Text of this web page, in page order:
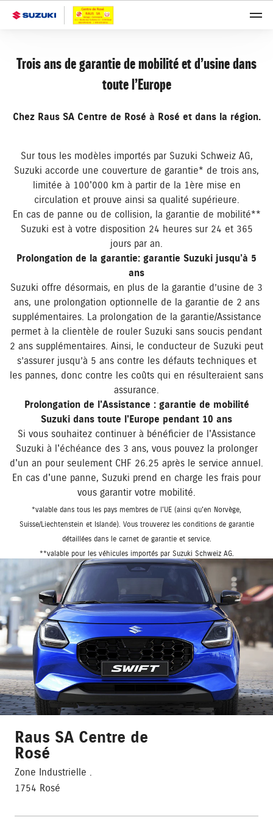
Trois ans de garantie de mobilité et d’usine dans
toute l’Europe
Chez Raus SA Centre de Rosé à Rosé et dans la région.
Sur tous les modèles importés par Suzuki Schweiz AG,
Suzuki accorde une couverture de garantie* de trois ans,
limitée à 100'000 km à partir de la 1ère mise en
circulation et prouve ainsi sa qualité supérieure.
En cas de panne ou de collision, la garantie de mobilité**
Suzuki est à votre disposition 24 heures sur 24 et 365
jours par an.
Prolongation de la garantie: garantie Suzuki jusqu’à 5
ans
Suzuki offre désormais, en plus de la garantie d’usine de 3
ans, une prolongation optionnelle de la garantie de 2 ans
supplémentaires. La prolongation de la garantie/Assistance
permet à la clientèle de rouler Suzuki sans soucis pendant
2 ans supplémentaires. Ainsi, le conducteur de Suzuki peut
s’assurer jusqu’à 5 ans contre les défauts techniques et
les pannes, donc contre les coûts qui en résulteraient sans
assurance.
Prolongation de l'Assistance : garantie de mobilité
Suzuki dans toute l'Europe pendant 10 ans
Si vous souhaitez continuer à bénéficier de l'Assistance
Suzuki à l'échéance des 3 ans, vous pouvez la prolonger
d'un an pour seulement CHF 26.25 après le service annuel.
En cas d'une panne, Suzuki prend en charge les frais pour
vous garantir votre mobilité.
*valable dans tous les pays membres de l'UE (ainsi qu'en Norvège,
Suisse/Liechtenstein et Islande). Vous trouverez les conditions de garantie
détaillées dans le carnet de garantie et service.
**valable pour les véhicules importés par Suzuki Schweiz AG.
Raus SA Centre de
Rosé
Zone Industrielle .
1754 Rosé